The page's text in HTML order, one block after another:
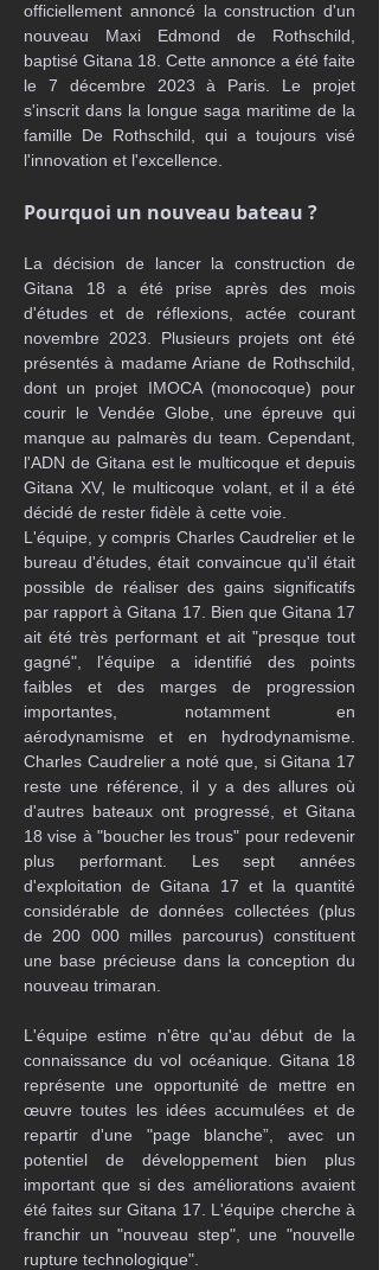
officiellement annoncé la construction d'un
nouveau Maxi Edmond de Rothschild,
baptisé Gitana 18. Cette annonce a été faite
le 7 décembre 2023 à Paris. Le projet
s'inscrit dans la longue saga maritime de la
famille De Rothschild, qui a toujours visé
l'innovation et l'excellence.
Pourquoi un nouveau bateau ?
La décision de lancer la construction de
Gitana 18 a été prise après des mois
d'études et de réflexions, actée courant
novembre 2023. Plusieurs projets ont été
présentés à madame Ariane de Rothschild,
dont un projet IMOCA (monocoque) pour
courir le Vendée Globe, une épreuve qui
manque au palmarès du team. Cependant,
l'ADN de Gitana est le multicoque et depuis
Gitana XV, le multicoque volant, et il a été
décidé de rester fidèle à cette voie.
L'équipe, y compris Charles Caudrelier et le
bureau d'études, était convaincue qu'il était
possible de réaliser des gains significatifs
par rapport à Gitana 17. Bien que Gitana 17
ait été très performant et ait "presque tout
gagné", l'équipe a identifié des points
faibles et des marges de progression
importantes, notamment en
aérodynamisme et en hydrodynamisme.
Charles Caudrelier a noté que, si Gitana 17
reste une référence, il y a des allures où
d'autres bateaux ont progressé, et Gitana
18 vise à "boucher les trous" pour redevenir
plus performant. Les sept années
d'exploitation de Gitana 17 et la quantité
considérable de données collectées (plus
de 200 000 milles parcourus) constituent
une base précieuse dans la conception du
nouveau trimaran.
L'équipe estime n'être qu'au début de la
connaissance du vol océanique. Gitana 18
représente une opportunité de mettre en
œuvre toutes les idées accumulées et de
repartir d'une "page blanche”, avec un
potentiel de développement bien plus
important que si des améliorations avaient
été faites sur Gitana 17. L'équipe cherche à
franchir un "nouveau step", une "nouvelle
rupture technologique".